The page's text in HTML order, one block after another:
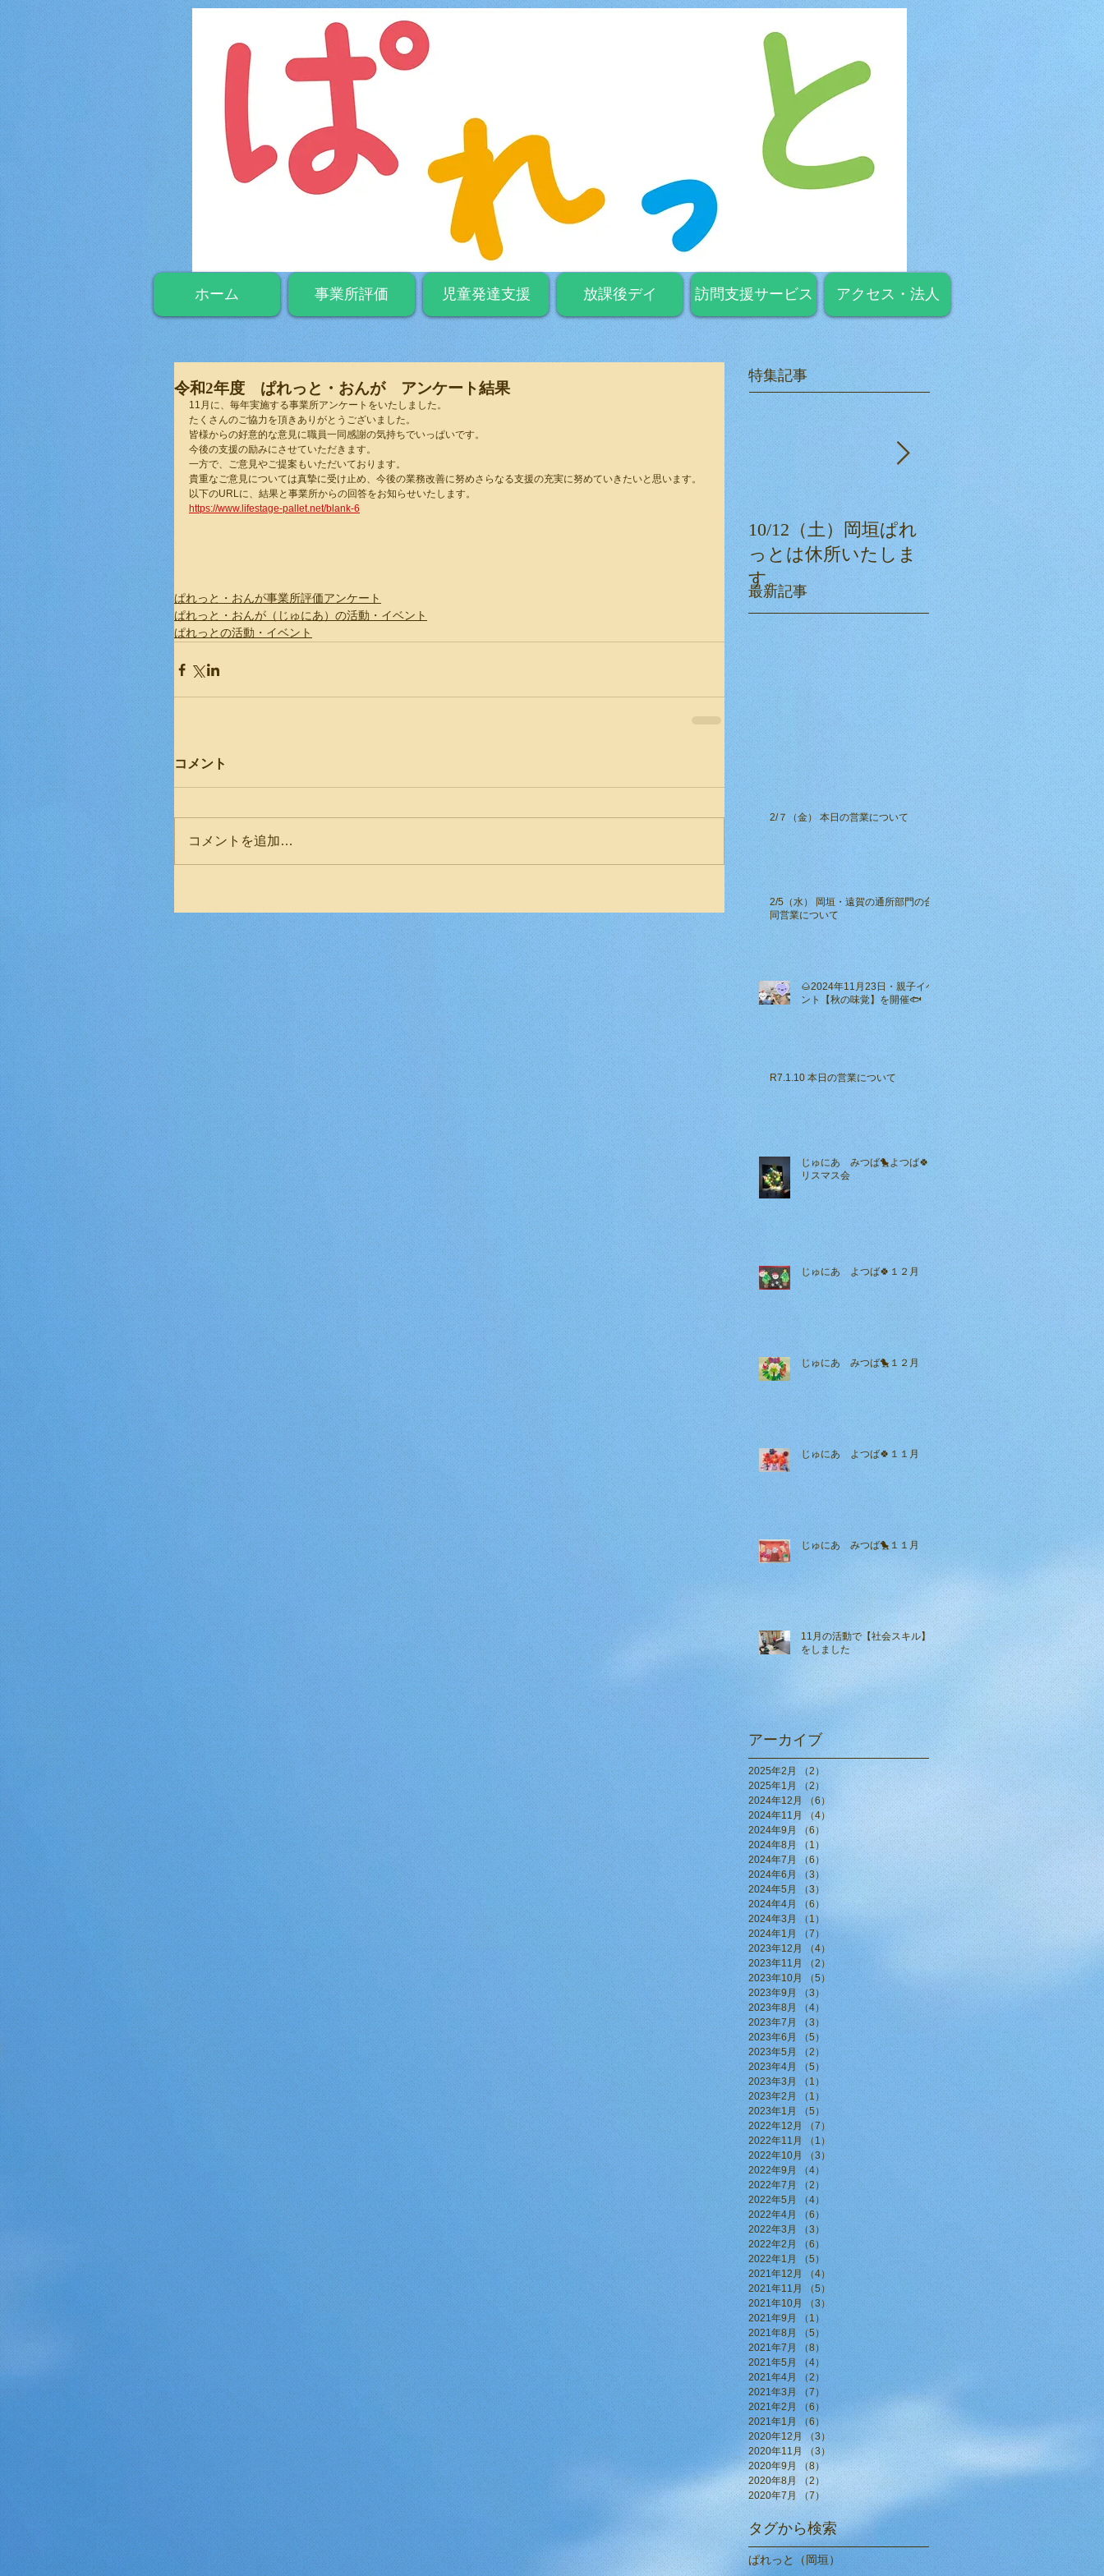
ホーム 事業所評価 児童発達支援 放課後デイ 訪問支援サービス アクセス・法人
令和2年度 ぱれっと・おんが アンケート結果
11月に、毎年実施する事業所アンケートをいたしました。
たくさんのご協力を頂きありがとうございました。
皆様からの好意的な意見に職員一同感謝の気持ちでいっぱいです。
今後の支援の励みにさせていただきます。
一方で、ご意見やご提案もいただいております。
貴重なご意見については真摯に受け止め、今後の業務改善に努めさらなる支援の充実に努めていきたいと思います。
以下のURLに、結果と事業所からの回答をお知らせいたします。
https://www.lifestage-pallet.net/blank-6
ぱれっと・おんが事業所評価アンケート
ぱれっと・おんが（じゅにあ）の活動・イベント
ぱれっとの活動・イベント
コメント
コメントを追加…
特集記事
10/12（土）岡垣ぱれ
っとは休所いたしま
す。
ぱれっとクリスマス
会☆
最新記事
2/７（金） 本日の営業について
2/5（水） 岡垣・遠賀の通所部門の合
同営業について
🌰2024年11月23日・親子イベ
ント【秋の味覚】を開催🐟
R7.1.10 本日の営業について
じゅにあ みつば🐤よつば🍀ク
リスマス会
じゅにあ よつば🍀１２月
じゅにあ みつば🐤１２月
じゅにあ よつば🍀１１月
じゅにあ みつば🐤１１月
11月の活動で【社会スキル】
をしました
アーカイブ
2025年2月 （2）
2件の記事
2025年1月 （2）
2件の記事
2024年12月
（6） 6件の記事
2024年11月
（4）
4件の記事
2024年9月 （6） 6件の記事
2024年8月
（1） 1件の記事
2024年7月
（6）6件の記事
2024年6月 （3） 3件の記事
2024年5月
（3）3件の記事
2024年4月
（6）6件の記事
2024年3月 （1） 1件の記事
2024年1月
（7） 7件の記事
2023年12月
（4）
4件の記事
2023年11月 （2） 2件の記事
2023年10月
（5）
5件の記事
2023年9月
（3） 3件の記事
2023年8月 （4）
4件の記事
2023年7月
（3） 3件の記事
2023年6月 （5）
5件の記事
2023年5月
（2）
2件の記事
2023年4月
（5） 5件の記事
2023年3月 （1） 1件の記事
2023年2月
（1）
1件の記事
2023年1月
（5） 5件の記事
2022年12月
（7） 7件の記事
2022年11月
（1）
1件の記事
2022年10月
（3）
3件の記事
2022年9月 （4）
4件の記事
2022年7月
（2） 2件の記事
2022年5月
（4）4件の記事
2022年4月 （6）
6件の記事
2022年3月
（3）3件の記事
2022年2月
（6）
6件の記事
2022年1月
（5）
5件の記事
2021年12月
（4）
4件の記事
2021年11月
（5） 5件の記事
2021年10月
（3） 3件の記事
2021年9月
（1）
1件の記事
2021年8月 （5）
5件の記事
2021年7月 （8）
8件の記事
2021年5月
（4）
4件の記事
2021年4月 （2）
2件の記事
2021年3月
（7） 7件の記事
2021年2月
（6）6件の記事
2021年1月 （6） 6件の記事
2020年12月
（3） 3件の記事
2020年11月 （3） 3件の記事
2020年9月
（8）
8件の記事
2020年8月
（2） 2件の記事
2020年7月 （7） 7件の記事
タグから検索
ぱれっと（岡垣）